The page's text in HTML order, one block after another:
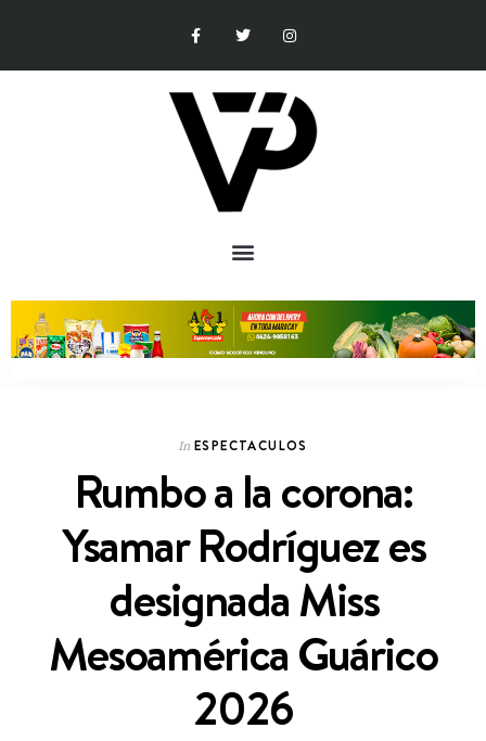
In ESPECTACULOS
Rumbo a la corona:
Ysamar Rodríguez es
designada Miss
Mesoamérica Guárico
2026